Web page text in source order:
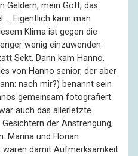
Geldern, mein Gott, das
… Eigentlich kann man
Klima ist gegen die
wenig einzuwenden.
Sekt. Dann kam Hanno,
von Hanno senior, der aber
nach mir?) benannt sein
gemeinsam fotografiert.
auch das allerletzte
der Anstrengung,
Marina und Florian
waren damit Aufmerksamkeit